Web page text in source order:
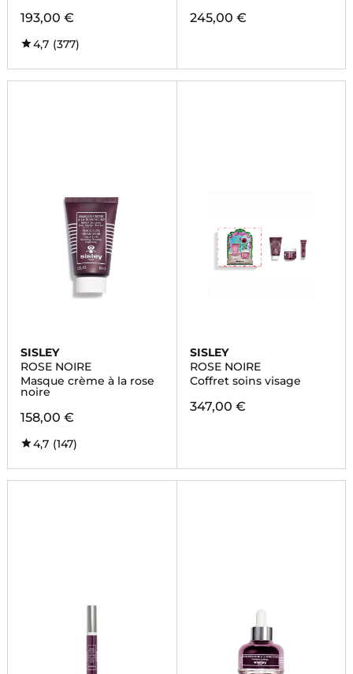
193,00 €
4,7 (377)
245,00 €
SISLEY
ROSE NOIRE
Masque crème à la rose
noire
158,00 €
4,7 (147)
SISLEY
ROSE NOIRE
Coffret soins visage
347,00 €